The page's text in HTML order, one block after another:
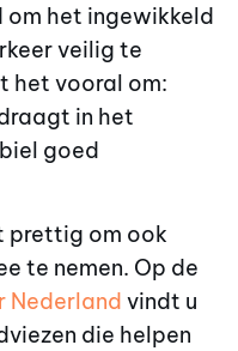
om het ingewikkeld
veilig te
het vooral om:
in het
goed
prettig om ook
te nemen. Op de
Nederland vindt u
die helpen